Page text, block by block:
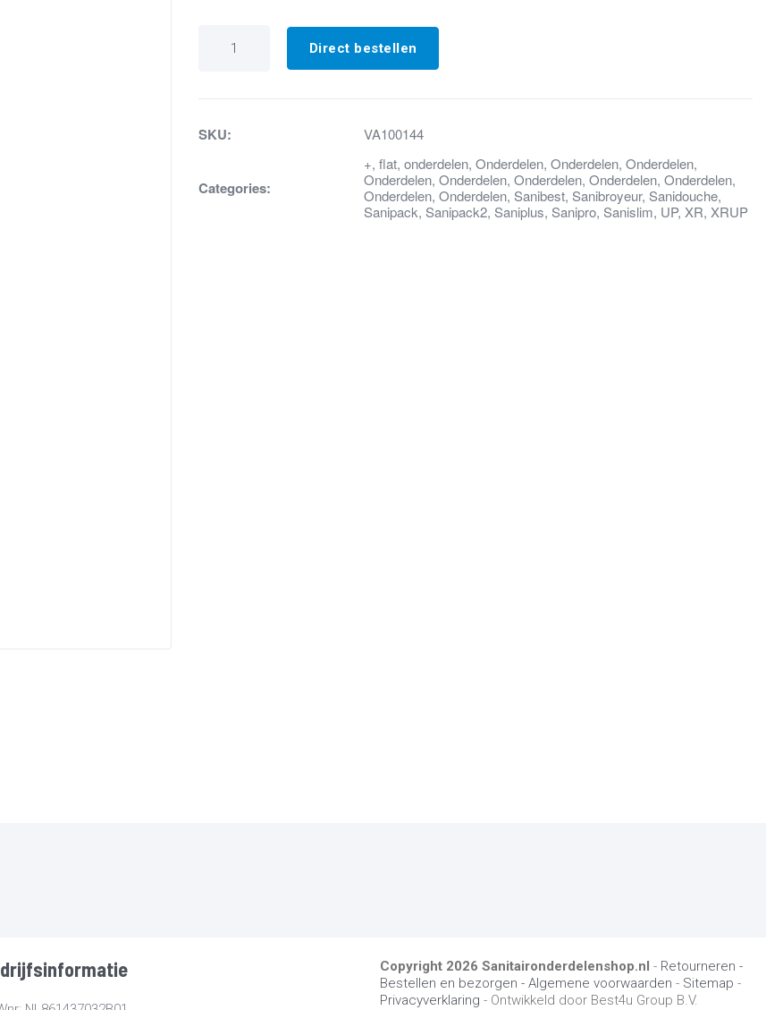
Direct bestellen
SKU: VA100144
Categories:
+,flat,onderdelen,Onderdelen,Onderdelen,Onderdelen,
Onderdelen,Onderdelen,Onderdelen,Onderdelen,Onderdelen,
Onderdelen,Onderdelen, Sanibest, Sanibroyeur, Sanidouche,
Sanipack, Sanipack2, Saniplus, Sanipro, Sanislim, UP, XR, XRUP
Copyright 2026 Sanitaironderdelenshop.nl - Retourneren -
Bestellen en bezorgen -Algemene voorwaarden - Sitemap -
Privacyverklaring - Ontwikkeld door Best4u Group B.V.